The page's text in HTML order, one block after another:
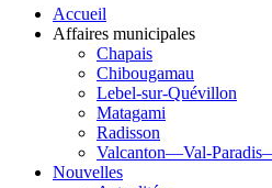
Accueil
Affaires municipales
Chapais
Chibougamau
Lebel-sur-Quévillon
Matagami
Radisson
Valcanton—Val-
Nouvelles